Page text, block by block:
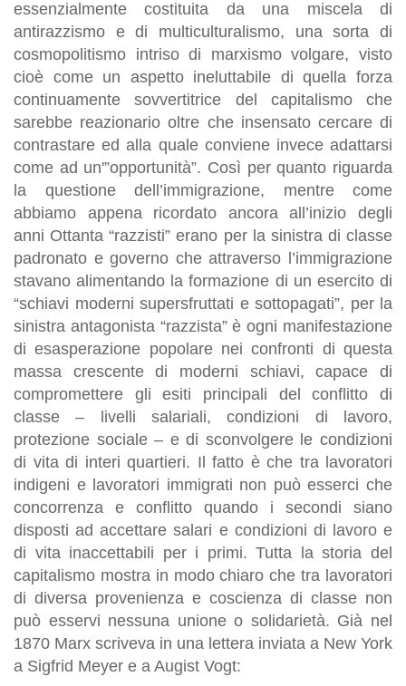
essenzialmente costituita da una miscela di
antirazzismo e di multiculturalismo, una sorta di
cosmopolitismo intriso di marxismo volgare, visto
cioè come un aspetto ineluttabile di quella forza
continuamente sovvertitrice del capitalismo che
sarebbe reazionario oltre che insensato cercare di
contrastare ed alla quale conviene invece adattarsi
come ad un'”opportunità”. Così per quanto riguarda
la questione dell’immigrazione, mentre come
abbiamo appena ricordato ancora all’inizio degli
anni Ottanta “razzisti” erano per la sinistra di classe
padronato e governo che attraverso l’immigrazione
stavano alimentando la formazione di un esercito di
“schiavi moderni supersfruttati e sottopagati”, per la
sinistra antagonista “razzista” è ogni manifestazione
di esasperazione popolare nei confronti di questa
massa crescente di moderni schiavi, capace di
compromettere gli esiti principali del conflitto di
classe – livelli salariali, condizioni di lavoro,
protezione sociale – e di sconvolgere le condizioni
di vita di interi quartieri. Il fatto è che tra lavoratori
indigeni e lavoratori immigrati non può esserci che
concorrenza e conflitto quando i secondi siano
disposti ad accettare salari e condizioni di lavoro e
di vita inaccettabili per i primi. Tutta la storia del
capitalismo mostra in modo chiaro che tra lavoratori
di diversa provenienza e coscienza di classe non
può esservi nessuna unione o solidarietà. Già nel
1870 Marx scriveva in una lettera inviata a New York
a Sigfrid Meyer e a Augist Vogt: